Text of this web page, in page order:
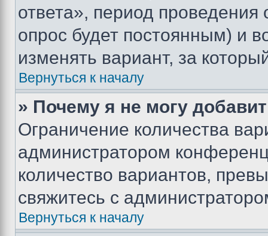
ответа», период проведения
опрос будет постоянным) и
изменять вариант, за
Вернуться к началу
» Почему я не могу
Ограничение количества
администратором
количество вариантов,
свяжитесь с
Вернуться к началу